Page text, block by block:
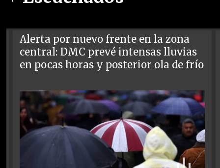
Alerta por nuevo frente en la zona
central: DMC prevé intensas lluvias
en pocas horas y posterior ola de frío